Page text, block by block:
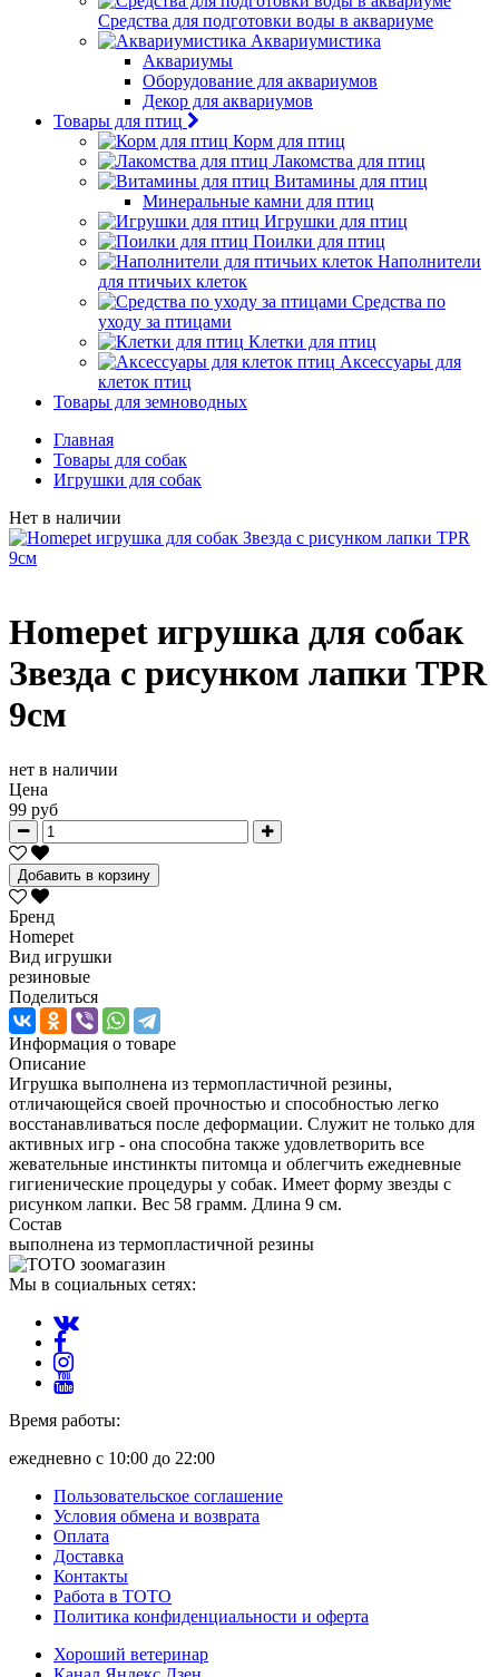
Средства для подготовки воды в аквариуме
Аквариумистика
Аквариумы
Оборудование для аквариумов
Декор для аквариумов
Товары для птиц
Корм для птиц
Лакомства для птиц
Витамины для птиц
Минеральные камни для птиц
Игрушки для птиц
Поилки для птиц
Наполнители
для птичьих клеток
Средства по
уходу за птицами
Клетки для птиц
Аксессуары для
клеток птиц
Товары для земноводных
Главная
Товары для собак
Игрушки для собак
Нет в наличии
Homepet игрушка для собак
Звезда с рисунком лапки TPR
9см
нет в наличии
Цена
99 руб
Добавить в корзину
Бренд
Homepet
Вид игрушки
резиновые
Поделиться
Информация о товаре
Описание
Игрушка выполнена из термопластичной резины,
отличающейся своей прочностью и способностью легко
восстанавливаться после деформации. Служит не только для
активных игр - она способна также удовлетворить все
жевательные инстинкты питомца и облегчить ежедневные
гигиенические процедуры у собак. Имеет форму звезды с
рисунком лапки. Вес 58 грамм. Длина 9 см.
Состав
выполнена из термопластичной резины
Мы в социальных сетях:
Время работы:
ежедневно с 10:00 до 22:00
Пользовательское соглашение
Условия обмена и возврата
Оплата
Доставка
Контакты
Работа в ТОТО
Политика конфиденциальности и оферта
Хороший ветеринар